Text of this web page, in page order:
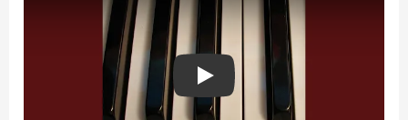
Play